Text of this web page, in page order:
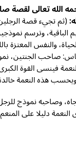
الله تعالى لقصة
(ثم تجيء قصة
الباقية، وترسم
والنفس المعتزة
صاحب الجنتين،
فينسى القوة
ويحسب هذه النعمة
وصاحبه نموذج
النعمة دليلا على